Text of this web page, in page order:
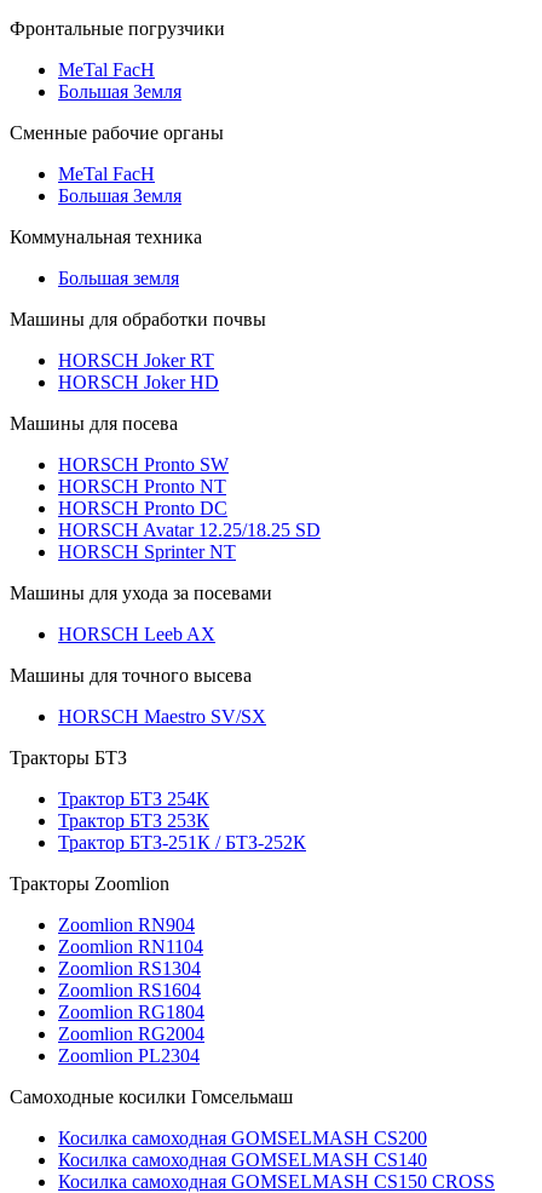
Фронтальные погрузчики
MeTal FacH
Большая Земля
Сменные рабочие органы
MeTal FacH
Большая Земля
Коммунальная техника
Большая земля
Машины для обработки почвы
HORSCH Joker RT
HORSCH Joker HD
Машины для посева
HORSCH Pronto SW
HORSCH Pronto NT
HORSCH Pronto DC
HORSCH Avatar 12.25/18.25 SD
HORSCH Sprinter NT
Машины для ухода за посевами
HORSCH Leeb AX
Машины для точного высева
HORSCH Maestro SV/SX
Тракторы БТЗ
Трактор БТЗ 254К
Трактор БТЗ 253К
Трактор БТЗ-251К / БТЗ-252К
Тракторы Zoomlion
Zoomlion RN904
Zoomlion RN1104
Zoomlion RS1304
Zoomlion RS1604
Zoomlion RG1804
Zoomlion RG2004
Zoomlion PL2304
Самоходные косилки Гомсельмаш
Косилка самоходная GOMSELMASH CS200
Косилка самоходная GOMSELMASH CS140
Косилка самоходная GOMSELMASH CS150 CROSS